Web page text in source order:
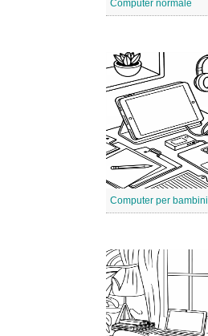
Computer normale
Computer per bambini